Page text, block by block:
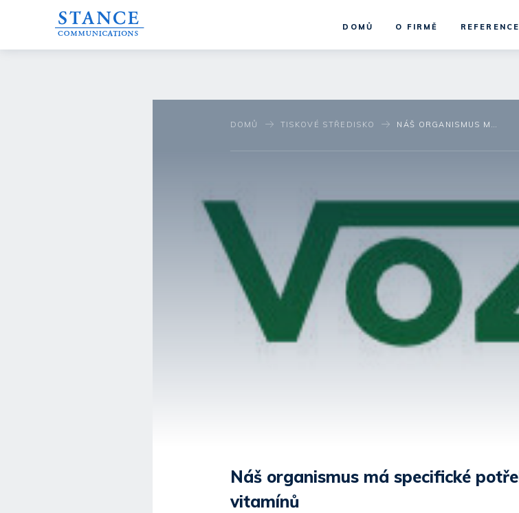
DOMŮ O FIRMĚ REFERENCE
DOMŮ TISKOVÉ STŘEDISKO NÁŠ ORGANISMUS MÁ SPECIFICKÉ POTŘEBY. VYŽADUJE I PŘÍSUN VITAMÍNŮ
Náš organismus má specifické
vitamínů